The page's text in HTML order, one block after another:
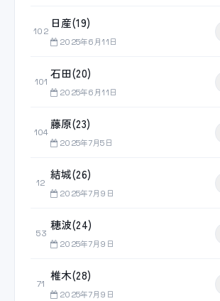
102
日産(19)
2025年6月11日
101
石田(20)
2025年6月11日
104
藤原(23)
2025年7月5日
12
結城(26)
2025年7月9日
53
穂波(24)
2025年7月9日
71
椎木(28)
2025年7月9日